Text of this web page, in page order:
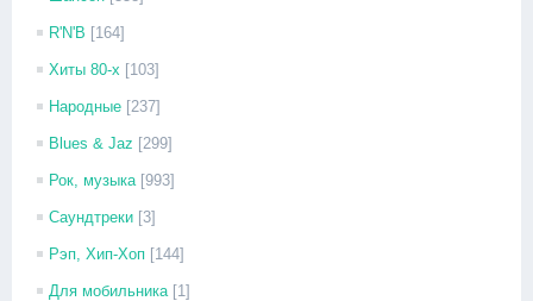
R'N'B [164]
Хиты 80-х [103]
Народные [237]
Blues & Jaz [299]
Рок, музыка [993]
Саундтреки [3]
Рэп, Хип-Хоп [144]
Для мобильника [1]